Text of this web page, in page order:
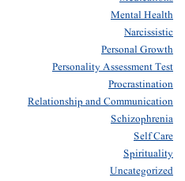
Mental Health
Narcissistic
Personal Growth
Personality Assessment Test
Procrastination
Relationship and Communication
Schizophrenia
Self Care
Spirituality
Uncategorized